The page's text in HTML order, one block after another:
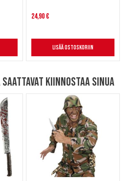
24,90 €
Lisää ostoskoriin
kiinnostaa sinua